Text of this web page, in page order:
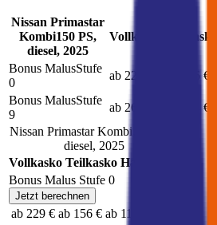
Nissan Primastar
Kombi150PS,
diesel, 2025
Vollkasko Teilkasko
Bonus MalusStufe
0
ab 229 € ab 156 €
Bonus MalusStufe
9
ab 266 € ab 193 €
Nissan Primastar Kombi
diesel, 2025
Vollkasko Teilkasko Haftpflicht
Bonus Malus Stufe 0
Jetzt berechnen
ab 229 € ab 156 € ab 118 €